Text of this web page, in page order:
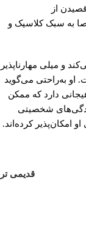
از
به سبک کلاسیک و
و میلی مهارناپذیر
او به‌راحتی می‌گوید
دارد که ممکن
شخصیتی
امکان‌پذیر کرده‌اند.
قدیمی تر